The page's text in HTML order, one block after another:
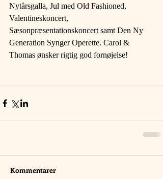
Nytårsgalla, Jul med Old Fashioned,
Valentineskoncert,
Sæsonpræsentationskoncert samt Den Ny
Generation Synger Operette. Carol &
Thomas ønsker rigtig god fornøjelse!
Kommentarer